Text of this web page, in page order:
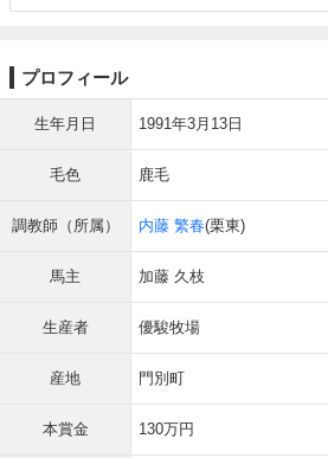
プロフィール
生年月日 1991年3月13日
毛色 鹿毛
調教師（所属） 内藤 繁春(栗東)
馬主 加藤 久枝
生産者 優駿牧場
産地 門別町
本賞金 130万円